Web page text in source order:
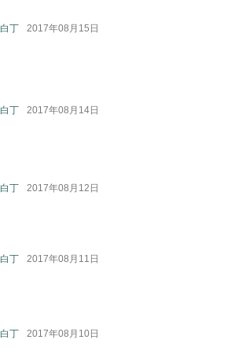
白丁 2017年08月15日
白丁 2017年08月14日
白丁 2017年08月12日
白丁 2017年08月11日
白丁 2017年08月10日